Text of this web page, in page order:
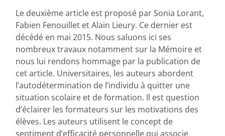
Le deuxième article est proposé par Sonia Lorant,
Fabien Fenouillet et Alain Lieury. Ce dernier est
décédé en mai 2015. Nous saluons ici ses
nombreux travaux notamment sur la Mémoire et
nous lui rendons hommage par la publication de
cet article. Universitaires, les auteurs abordent
l’autodétermination de l’individu à quitter une
situation scolaire et de formation. Il est question
d’éclairer les formateurs sur les motivations des
élèves. Les auteurs utilisent le concept de
sentiment d’efficacité personnelle qui associe